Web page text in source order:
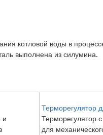
котловой воды в
выполнена из силумина.
и
Терморегулятор
Терморегулятор
для